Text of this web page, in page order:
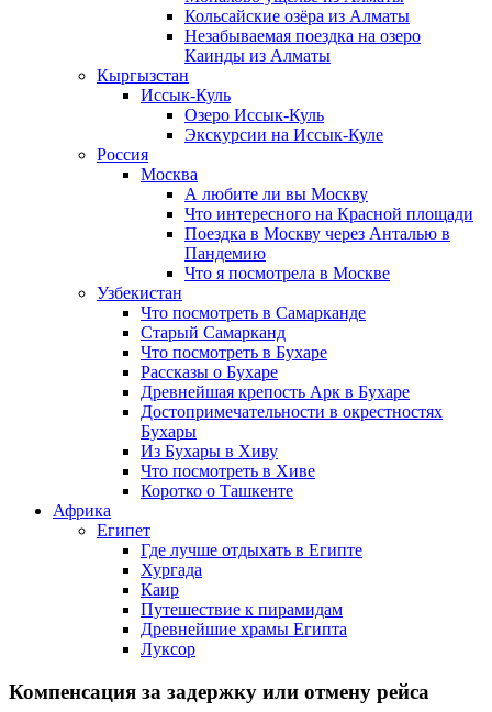
Кольсайские озёра из Алматы
Незабываемая поездка на озеро
Каинды из Алматы
Кыргызстан
Иссык-Куль
Озеро Иссык-Куль
Экскурсии на Иссык-Куле
Россия
Москва
А любите ли вы Москву
Что интересного на Красной площади
Поездка в Москву через Анталью в
Пандемию
Что я посмотрела в Москве
Узбекистан
Что посмотреть в Самарканде
Старый Самарканд
Что посмотреть в Бухаре
Рассказы о Бухаре
Древнейшая крепость Арк в Бухаре
Достопримечательности в окрестностях
Бухары
Из Бухары в Хиву
Что посмотреть в Хиве
Коротко о Ташкенте
Африка
Египет
Где лучше отдыхать в Египте
Хургада
Каир
Путешествие к пирамидам
Древнейшие храмы Египта
Луксор
Компенсация за задержку или отмену рейса